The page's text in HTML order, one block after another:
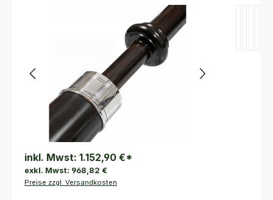
inkl. Mwst: 1.152,90 €*
exkl. Mwst: 968,82 €
Preise zzgl. Versandkosten